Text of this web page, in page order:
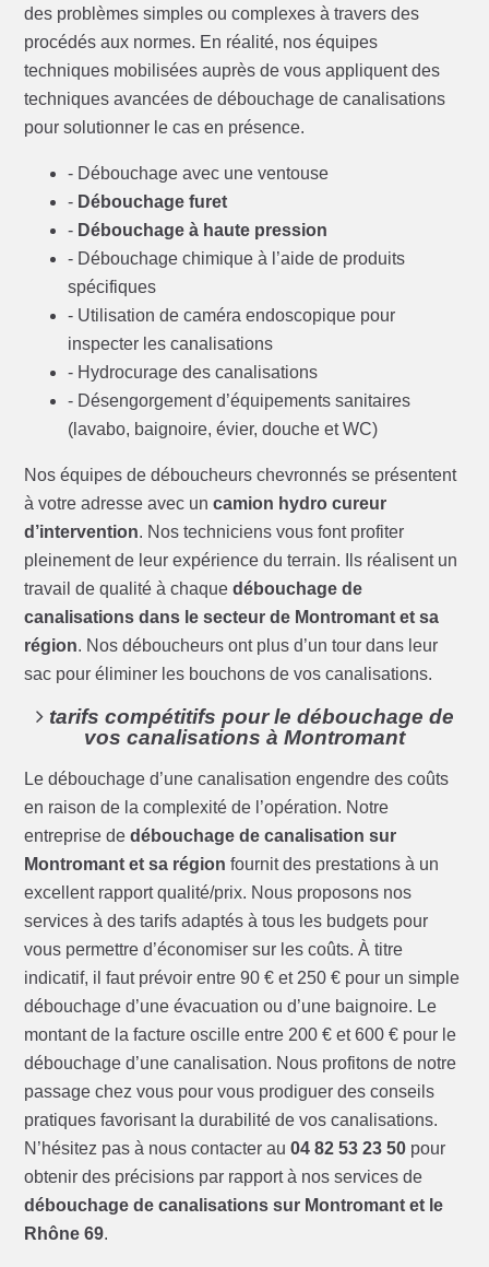
des problèmes simples ou complexes à travers des
procédés aux normes. En réalité, nos équipes
techniques mobilisées auprès de vous appliquent des
techniques avancées de débouchage de canalisations
pour solutionner le cas en présence.
- Débouchage avec une ventouse
- Débouchage furet
- Débouchage à haute pression
- Débouchage chimique à l’aide de produits
spécifiques
- Utilisation de caméra endoscopique pour
inspecter les canalisations
- Hydrocurage des canalisations
- Désengorgement d’équipements sanitaires
(lavabo, baignoire, évier, douche et WC)
Nos équipes de déboucheurs chevronnés se présentent
à votre adresse avec uncamion hydro cureur
d’intervention. Nos techniciens vous font profiter
pleinement de leur expérience du terrain. Ils réalisent un
travail de qualité à chaquedébouchage de
canalisations dans le secteur de Montromant et sa
région. Nos déboucheurs ont plus d’un tour dans leur
sac pour éliminer les bouchons de vos canalisations.
tarifs compétitifs pour le débouchage de
vos canalisations à Montromant
Le débouchage d’une canalisation engendre des coûts
en raison de la complexité de l’opération. Notre
entreprise dedébouchage de canalisation sur
Montromant et sa région fournit des prestations à un
excellent rapport qualité/prix. Nous proposons nos
services à des tarifs adaptés à tous les budgets pour
vous permettre d’économiser sur les coûts. À titre
indicatif, il faut prévoir entre 90 € et 250 € pour un simple
débouchage d’une évacuation ou d’une baignoire. Le
montant de la facture oscille entre 200 € et 600 € pour le
débouchage d’une canalisation. Nous profitons de notre
passage chez vous pour vous prodiguer des conseils
pratiques favorisant la durabilité de vos canalisations.
N’hésitez pas à nous contacter au04 82 53 23 50 pour
obtenir des précisions par rapport à nos services de
débouchage de canalisations sur Montromant et le
Rhône 69.